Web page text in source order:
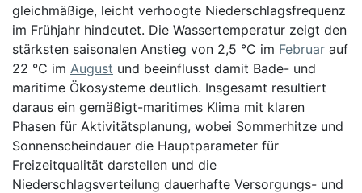
gleichmäßige, leicht verhoogte Niederschlagsfrequenz
im Frühjahr hindeutet. Die Wassertemperatur zeigt den
stärksten saisonalen Anstieg von 2,5 °C im Februar auf
22 °C im August und beeinflusst damit Bade- und
maritime Ökosysteme deutlich. Insgesamt resultiert
daraus ein gemäßigt-maritimes Klima mit klaren
Phasen für Aktivitätsplanung, wobei Sommerhitze und
Sonnenscheindauer die Hauptparameter für
Freizeitqualität darstellen und die
Niederschlagsverteilung dauerhafte Versorgungs- und